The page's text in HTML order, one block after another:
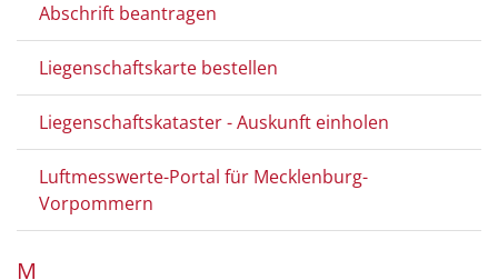
Abschrift beantragen
Liegenschaftskarte bestellen
Liegenschaftskataster - Auskunft einholen
Luftmesswerte-Portal für Mecklenburg-
Vorpommern
M